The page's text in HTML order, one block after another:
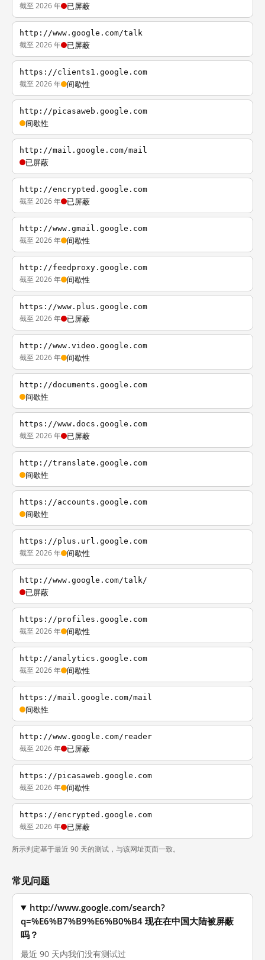
截至 2026 年 已屏蔽
http://www.google.com/talk
截至 2026 年 已屏蔽
https://clients1.google.com
截至 2026 年 间歇性
http://picasaweb.google.com
间歇性
http://mail.google.com/mail
已屏蔽
http://encrypted.google.com
截至 2026 年 已屏蔽
http://www.gmail.google.com
截至 2026 年 间歇性
http://feedproxy.google.com
截至 2026 年 间歇性
https://www.plus.google.com
截至 2026 年 已屏蔽
http://www.video.google.com
截至 2026 年 间歇性
http://documents.google.com
间歇性
https://www.docs.google.com
截至 2026 年 已屏蔽
http://translate.google.com
间歇性
https://accounts.google.com
间歇性
https://plus.url.google.com
截至 2026 年 间歇性
http://www.google.com/talk/
已屏蔽
https://profiles.google.com
截至 2026 年 间歇性
http://analytics.google.com
截至 2026 年 间歇性
https://mail.google.com/mail
间歇性
http://www.google.com/reader
截至 2026 年 已屏蔽
https://picasaweb.google.com
截至 2026 年 间歇性
https://encrypted.google.com
截至 2026 年 已屏蔽
所示判定基于最近 90 天的测试，与该网址页面一致。
常见问题
http://www.google.com/search?
q=%E6%B7%B9%E6%B0%B4 现在在中国大陆被屏蔽
吗？
最近 90 天内我们没有测试过